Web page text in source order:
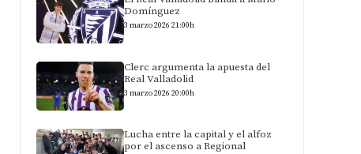
Domínguez
3 marzo 2026 21:00h
Clerc argumenta la apuesta del
Real Valladolid
3 marzo 2026 20:00h
Lucha entre la capital y el alfoz
por el ascenso a Regional